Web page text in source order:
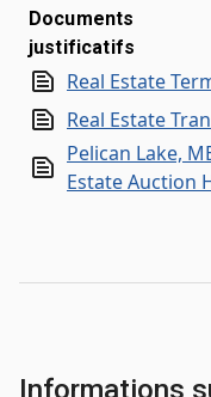
Documents
justificatifs
Real Estate
Real Estate
Pelican Lake,
Estate Auction
Informations